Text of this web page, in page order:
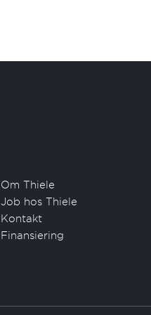
Om Thiele
Job hos Thiele
Kontakt
Finansiering